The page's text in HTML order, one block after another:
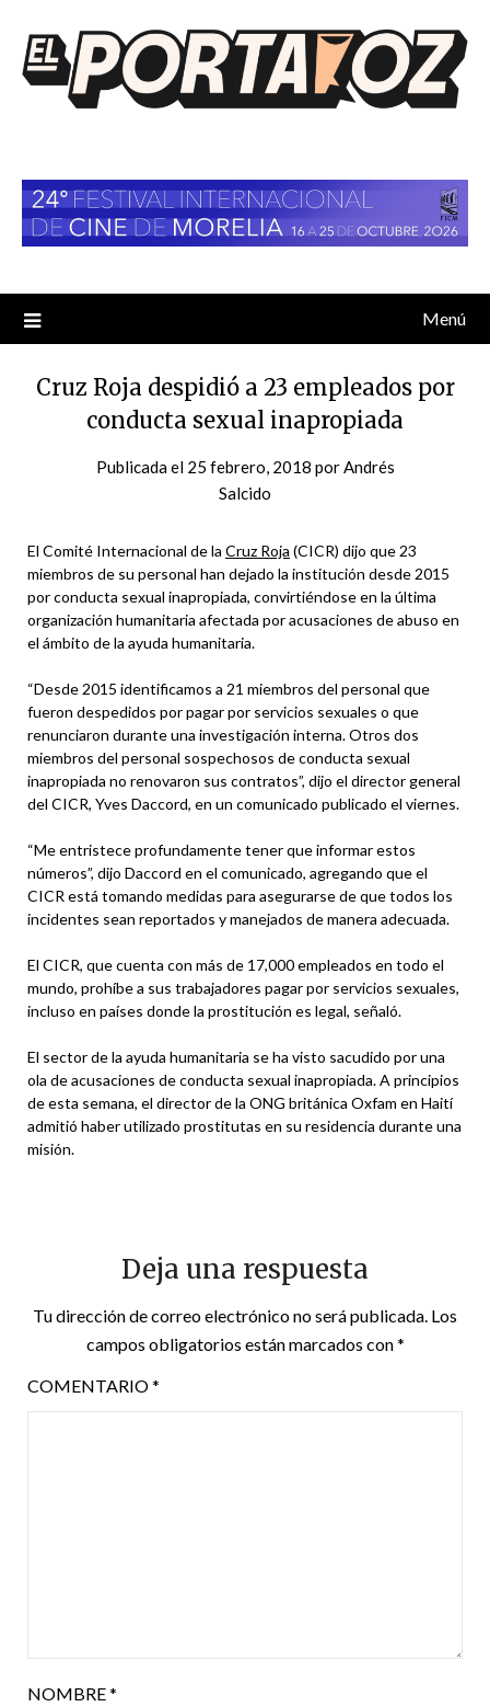
contenido
Menú
Cruz Roja despidió a 23 empleados por
conducta sexual inapropiada
Publicada el 25 febrero, 2018 porAndrés
Salcido
El Comité Internacional de la Cruz Roja (CICR) dijo que 23
miembros de su personal han dejado la institución desde 2015
por conducta sexual inapropiada, convirtiéndose en la última
organización humanitaria afectada por acusaciones de abuso en
el ámbito de la ayuda humanitaria.
“Desde 2015 identificamos a 21 miembros del personal que
fueron despedidos por pagar por servicios sexuales o que
renunciaron durante una investigación interna. Otros dos
miembros del personal sospechosos de conducta sexual
inapropiada no renovaron sus contratos”, dijo el director general
del CICR, Yves Daccord, en un comunicado publicado el viernes.
“Me entristece profundamente tener que informar estos
números”, dijo Daccord en el comunicado, agregando que el
CICR está tomando medidas para asegurarse de que todos los
incidentes sean reportados y manejados de manera adecuada.
El CICR, que cuenta con más de 17,000 empleados en todo el
mundo, prohíbe a sus trabajadores pagar por servicios sexuales,
incluso en países donde la prostitución es legal, señaló.
El sector de la ayuda humanitaria se ha visto sacudido por una
ola de acusaciones de conducta sexual inapropiada. A principios
de esta semana, el director de la ONG británica Oxfam en Haití
admitió haber utilizado prostitutas en su residencia durante una
misión.
Deja una respuesta
Tu dirección de correo electrónico no será publicada. Los
campos obligatorios están marcados con*
COMENTARIO*
NOMBRE*